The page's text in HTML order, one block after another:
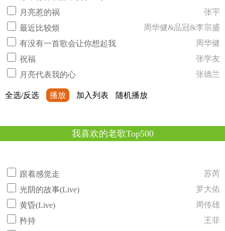
月亮惹的祸
张宇
最近比较烦
周华健&品冠&李宗盛
有没有一首歌会让你想起我
周华健
祝福
张学友
月亮代表我的心
张德兰
全选/反选 播放 加入列表 随机播放
我喜欢的老歌Top500
跟着感觉走
苏芮
光阴的故事(Live)
罗大佑
黄昏(Live)
周传雄
矜持
王菲